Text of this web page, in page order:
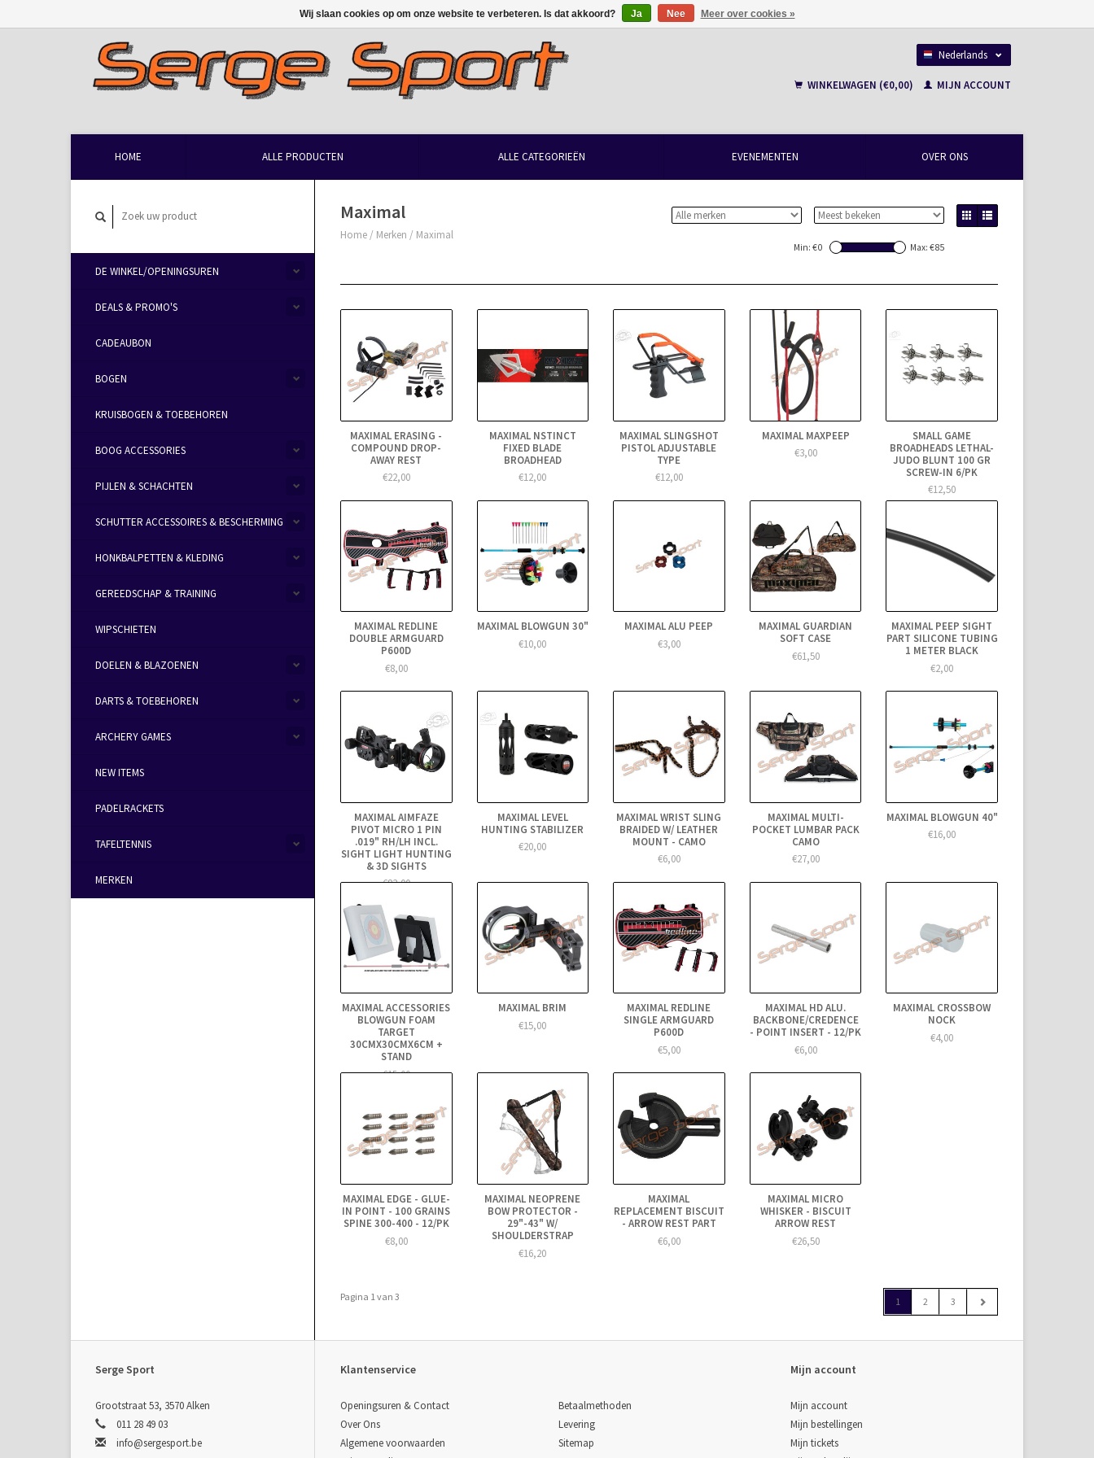
Nederlands
WINKELWAGEN (€0,00)
MIJN ACCOUNT
HOME ALLE PRODUCTEN ALLE CATEGORIEËN EVENEMENTEN OVER ONS
DE WINKEL/OPENINGSUREN
DEALS & PROMO'S
CADEAUBON
BOGEN
KRUISBOGEN & TOEBEHOREN
BOOG ACCESSORIES
PIJLEN & SCHACHTEN
SCHUTTER ACCESSOIRES & BESCHERMING
HONKBALPETTEN & KLEDING
GEREEDSCHAP & TRAINING
WIPSCHIETEN
DOELEN & BLAZOENEN
DARTS & TOEBEHOREN
ARCHERY GAMES
NEW ITEMS
PADELRACKETS
TAFELTENNIS
MERKEN
Maximal
Home / Merken / Maximal
Min: €0 Max: €85
MAXIMAL ERASING -
COMPOUND DROP-
AWAY REST
€22,00
MAXIMAL NSTINCT
FIXED BLADE
BROADHEAD
€12,00
MAXIMAL SLINGSHOT
PISTOL ADJUSTABLE
TYPE
€12,00
MAXIMAL MAXPEEP
€3,00
SMALL GAME
BROADHEADS LETHAL-
JUDO BLUNT 100 GR
SCREW-IN 6/PK
€12,50
MAXIMAL REDLINE
DOUBLE ARMGUARD
P600D
€8,00
MAXIMAL BLOWGUN 30"
€10,00
MAXIMAL ALU PEEP
€3,00
MAXIMAL GUARDIAN
SOFT CASE
€61,50
MAXIMAL PEEP SIGHT
PART SILICONE TUBING
1 METER BLACK
€2,00
MAXIMAL AIMFAZE
PIVOT MICRO 1 PIN
.019" RH/LH INCL.
SIGHT LIGHT HUNTING
& 3D SIGHTS
€83,00
MAXIMAL LEVEL
HUNTING STABILIZER
€20,00
MAXIMAL WRIST SLING
BRAIDED W/ LEATHER
MOUNT - CAMO
€6,00
MAXIMAL MULTI-
POCKET LUMBAR PACK
CAMO
€27,00
MAXIMAL BLOWGUN 40"
€16,00
MAXIMAL ACCESSORIES
BLOWGUN FOAM
TARGET
30CMX30CMX6CM +
STAND
€15,00
MAXIMAL BRIM
€15,00
MAXIMAL REDLINE
SINGLE ARMGUARD
P600D
€5,00
MAXIMAL HD ALU.
BACKBONE/CREDENCE
- POINT INSERT - 12/PK
€6,00
MAXIMAL CROSSBOW
NOCK
€4,00
MAXIMAL EDGE - GLUE-
IN POINT - 100 GRAINS
SPINE 300-400 - 12/PK
€8,00
MAXIMAL NEOPRENE
BOW PROTECTOR -
29"-43" W/
SHOULDERSTRAP
€16,20
MAXIMAL
REPLACEMENT BISCUIT
- ARROW REST PART
€6,00
MAXIMAL MICRO
WHISKER - BISCUIT
ARROW REST
€26,50
Pagina 1 van 3 1 2 3
Serge Sport
Grootstraat 53, 3570 Alken
011 28 49 03
info@sergesport.be
Klantenservice
Openingsuren & Contact
Over Ons
Algemene voorwaarden
Betaalmethoden
Levering
Sitemap
Mijn account
Mijn account
Mijn bestellingen
Mijn tickets
Wij slaan cookies op om onze website te verbeteren. Is dat akkoord? Ja Nee Meer over cookies »